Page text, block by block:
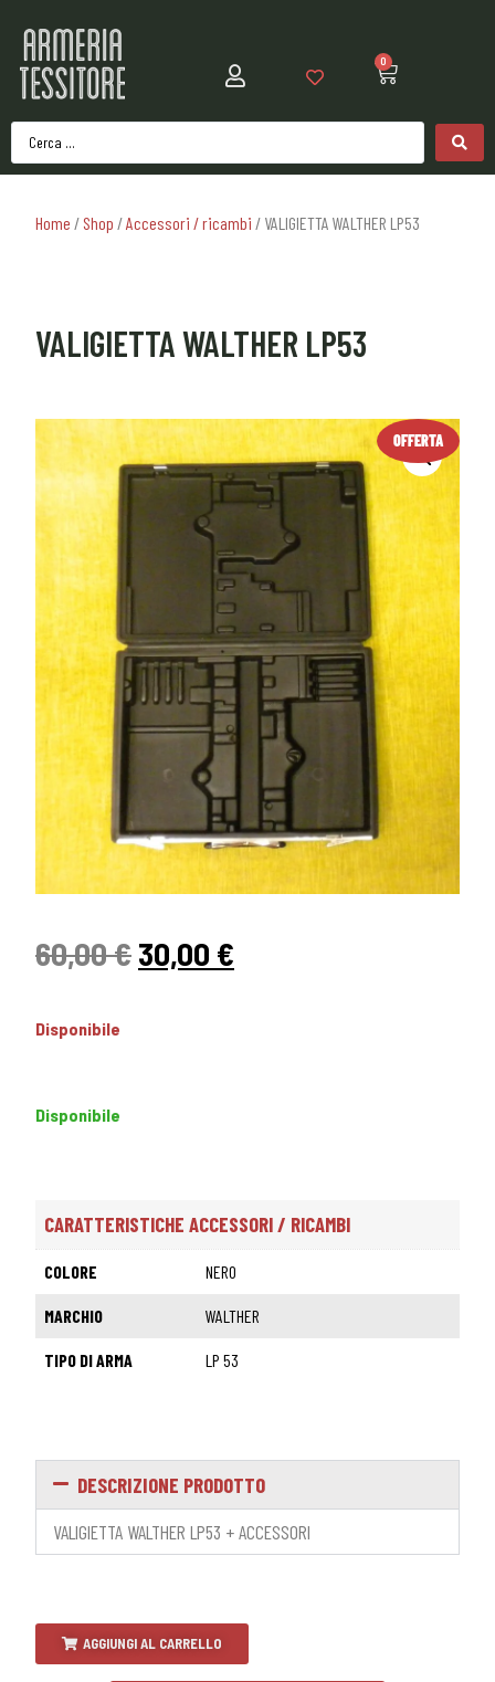
0
Home / Shop /Accessori / ricambi / VALIGIETTA WALTHER LP53
VALIGIETTA WALTHER LP53
OFFERTA
60,00€ 30,00 €
Disponibile
Disponibile
CARATTERISTICHE ACCESSORI / RICAMBI
COLORE NERO
MARCHIO WALTHER
TIPO DI ARMA LP 53
DESCRIZIONE PRODOTTO
VALIGIETTA WALTHER LP53 + ACCESSORI
AGGIUNGI AL CARRELLO